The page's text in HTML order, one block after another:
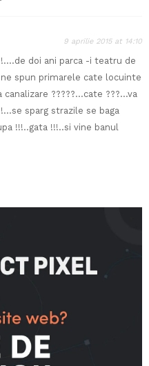
9 aprilie 2015 at 14:10
doi ani parca -i teatru de
spun primarele cate locuinte
?????…cate ???…va
sparg strazile se baga
!!!..gata !!!..si vine banul